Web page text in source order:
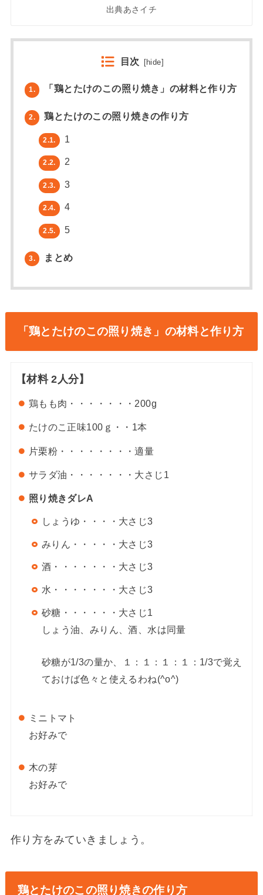
出典あさイチ
目次 [hide]
1. 「鶏とたけのこの照り焼き」の材料と作り方
2. 鶏とたけのこの照り焼きの作り方
2.1. 1
2.2. 2
2.3. 3
2.4. 4
2.5. 5
3. まとめ
「鶏とたけのこの照り焼き」の材料と作り方
【材料 2人分】
鶏もも肉・・・・・・・ 200g
たけのこ 正味100ｇ・・ 1本
片栗粉・・・・・・・・適量
サラダ油・・・・・・・ 大さじ1
照り焼きダレA
しょうゆ・・・・ 大さじ3
みりん・・・・・ 大さじ3
酒・・・・・・・ 大さじ3
水・・・・・・・ 大さじ3
砂糖・・・・・・ 大さじ1
しょう油、みりん、酒、水は同量
砂糖が1/3の量か、１：１：１：１：1/3で覚え
ておけば色々と使えるわね(^o^)
ミニトマト
お好みで
木の芽
お好みで
作り方をみていきましょう。
鶏とたけのこの照り焼きの作り方